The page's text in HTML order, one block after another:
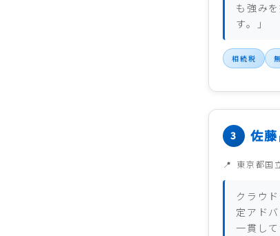
も強み
す。」
相続税
佐
東京都国
クラウ
定アド
一貫し